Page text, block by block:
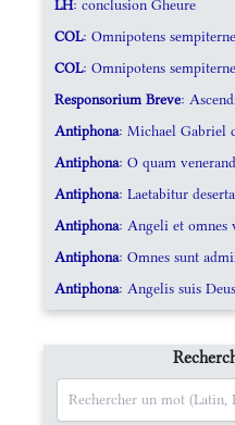
LH: conclusion Gheure
COL: Omnipotens
COL: Omnipotens
Responsorium Breve:
Antiphona: Michael Gabriel
Antiphona: O quam
Antiphona: Laetabitur
Antiphona: Angeli et omnes
Antiphona: Omnes sunt
Antiphona: Angelis suis Deus